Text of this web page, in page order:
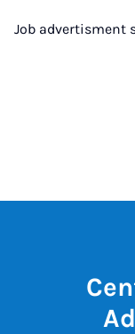
Job advertisment